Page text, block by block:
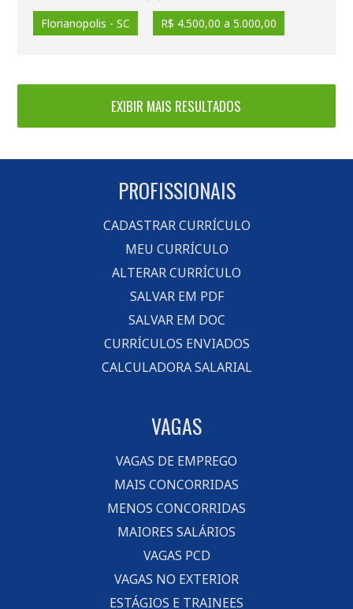
Florianopolis - SC
R$ 4.500,00 a 5.000,00
PROFISSIONAIS
CADASTRAR CURRÍCULO
MEU CURRÍCULO
ALTERAR CURRÍCULO
SALVAR EM PDF
SALVAR EM DOC
CURRÍCULOS ENVIADOS
CALCULADORA SALARIAL
VAGAS
VAGAS DE EMPREGO
MAIS CONCORRIDAS
MENOS CONCORRIDAS
MAIORES SALÁRIOS
VAGAS PCD
VAGAS NO EXTERIOR
ESTÁGIOS E TRAINEES